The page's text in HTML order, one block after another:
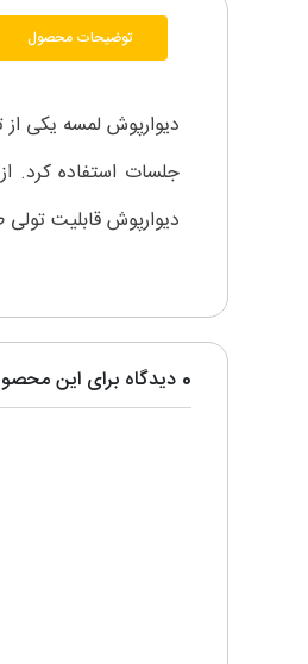
توضیحات محصول
دیوارپوش لمسه یکی
جلسات استفاده کرد.
دیوارپوش قابلیت
0 دیدگاه برای این محصول ثبت شده است